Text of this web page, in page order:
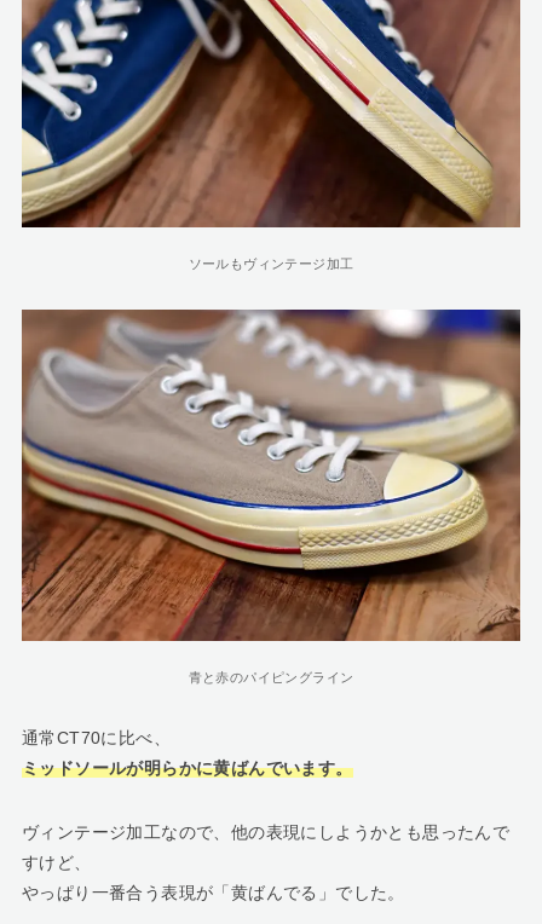
ソールもヴィンテージ加工
青と赤のパイピングライン
通常CT70に比べ、
ミッドソールが明らかに黄ばんでいます。
ヴィンテージ加工なので、他の表現にしようかとも思ったんで
すけど、
やっぱり一番合う表現が「黄ばんでる」でした。